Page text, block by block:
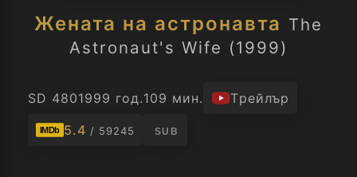
Жената на астронавта The
Astronaut's Wife (1999)
SD 4801999 год.109 мин. Трейлър
IMDb 5.4 / 59245 SUB